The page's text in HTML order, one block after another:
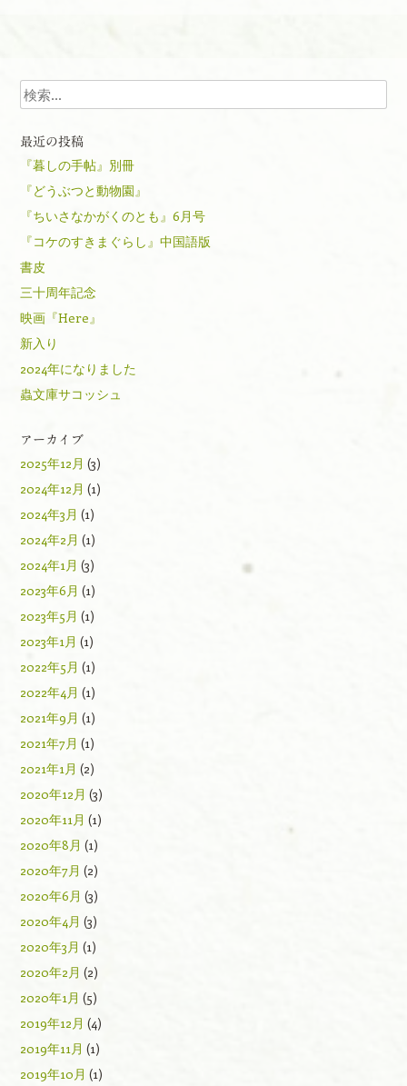
検索
最近の投稿
『暮しの手帖』別冊
『どうぶつと動物園』
『ちいさなかがくのとも』6月号
『コケのすきまぐらし』中国語版
書皮
三十周年記念
映画『Here』
新入り
2024年になりました
蟲文庫サコッシュ
アーカイブ
2025年12月 (3)
2024年12月 (1)
2024年3月 (1)
2024年2月 (1)
2024年1月 (3)
2023年6月 (1)
2023年5月 (1)
2023年1月 (1)
2022年5月 (1)
2022年4月 (1)
2021年9月 (1)
2021年7月 (1)
2021年1月 (2)
2020年12月 (3)
2020年11月 (1)
2020年8月 (1)
2020年7月 (2)
2020年6月 (3)
2020年4月 (3)
2020年3月 (1)
2020年2月 (2)
2020年1月 (5)
2019年12月 (4)
2019年11月 (1)
2019年10月 (1)